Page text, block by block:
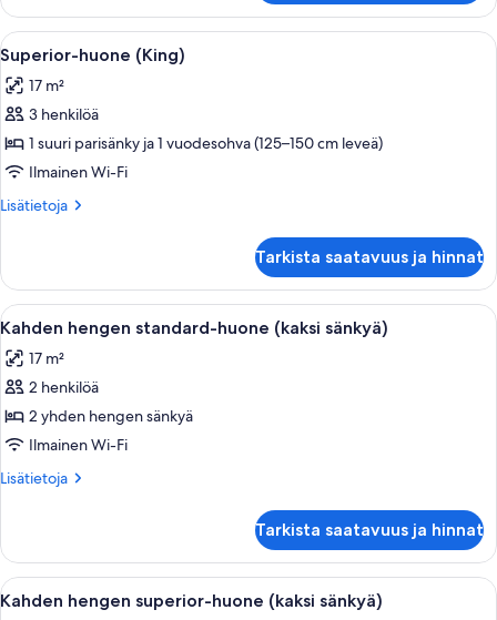
standard-
huone
Avaa
kaikki
huonetyypin
Superior-
huone
(King)
kuvat
Hotellihuone, jossa on suuri sänky,
4
Superior-huone (King)
17 m²
3 henkilöä
1 suuri parisänky ja 1 vuodesohva (125–150 cm leveä)
Ilmainen Wi-Fi
Lisätietoja
Lisätietoja
(King)
Tarkista saatavuus ja hinnat
Avaa
kaikki
huonetyypin
Kahden
hengen
standard-
huone
kuvat
Hotellihuone, jossa on kaksi
4
Kahden hengen standard-huone (kaksi sänkyä)
17 m²
2 henkilöä
2 yhden hengen sänkyä
Ilmainen Wi-Fi
Lisätietoja
Lisätietoja
standard-
huone
(kaksi
Tarkista saatavuus ja hinnat
Avaa
kaikki
Hotellihuone, jossa on kaksi
4
Kahden hengen superior-huone (kaksi sänkyä)